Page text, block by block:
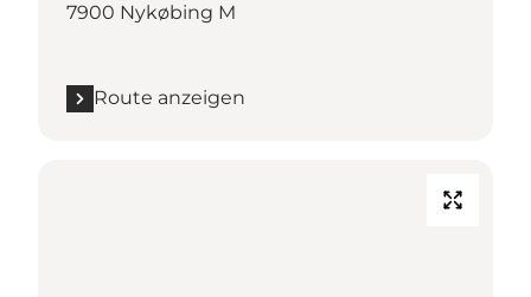
7900 Nykøbing M
Route anzeigen